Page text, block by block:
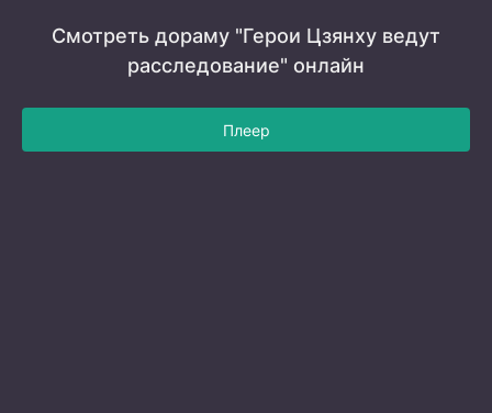
Смотреть дораму "Герои Цзянху ведут
расследование" онлайн
Плеер